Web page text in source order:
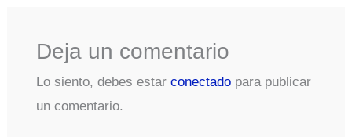
Deja un comentario
Lo siento, debes estar conectadopara publicar
un comentario.